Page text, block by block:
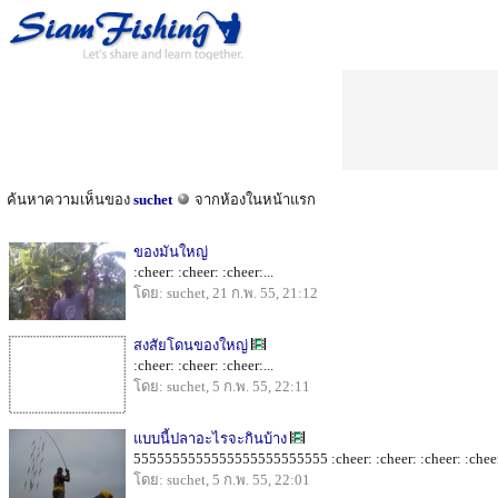
ค้นหาความเห็นของ suchet จากห้องในหน้าแรก
ของมันใหญ่
:cheer: :cheer: :cheer:...
โดย: suchet, 21 ก.พ. 55, 21:12
สงสัยโดนของใหญ่
:cheer: :cheer: :cheer:...
โดย: suchet, 5 ก.พ. 55, 22:11
แบบนี้ปลาอะไรจะกินบ้าง
5555555555555555555555555 :cheer: :cheer: :cheer:
โดย: suchet, 5 ก.พ. 55, 22:01